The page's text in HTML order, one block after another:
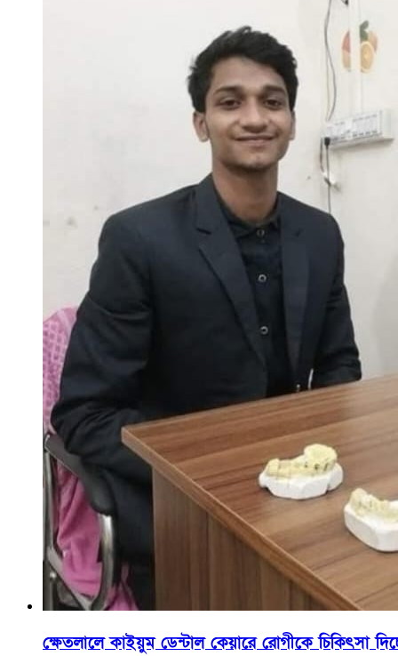
ক্ষেতলালে কাইয়ুম ডেন্টাল কেয়ারে রোগীকে চিকিৎসা